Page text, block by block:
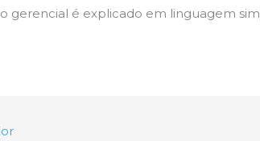
gerencial é explicado em linguagem